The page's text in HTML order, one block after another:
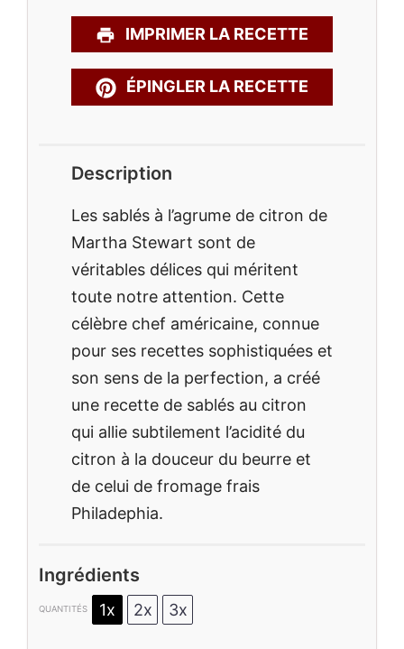
IMPRIMER LA RECETTE
ÉPINGLER LA RECETTE
Description
Les sablés à l’agrume de citron de
Martha Stewart sont de
véritables délices qui méritent
toute notre attention. Cette
célèbre chef américaine, connue
pour ses recettes sophistiquées et
son sens de la perfection, a créé
une recette de sablés au citron
qui allie subtilement l’acidité du
citron à la douceur du beurre et
de celui de fromage frais
Philadephia.
Ingrédients
QUANTITÉS 1x 2x 3x